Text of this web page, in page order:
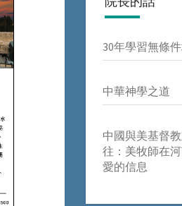
30年學習無條
中華神學之道
中國與美基督
往：美牧師在
愛的信息